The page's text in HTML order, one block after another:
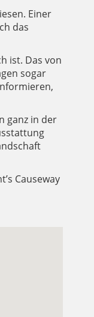
Einer
das
ist. Das von
sogar
ganz in der
Causeway